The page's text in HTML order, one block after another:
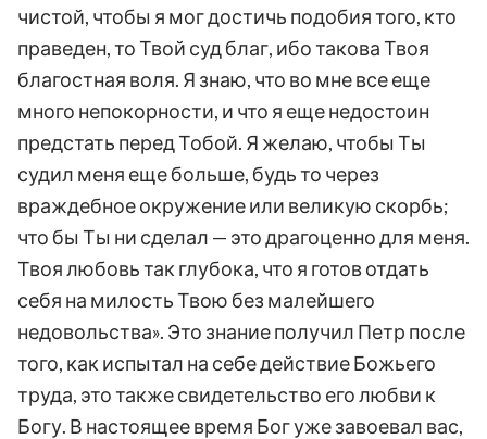
чистой, чтобы я мог достичь подобия того, кто
праведен, то Твой суд благ, ибо такова Твоя
благостная воля. Я знаю, что во мне все еще
много непокорности, и что я еще недостоин
предстать перед Тобой. Я желаю, чтобы Ты
судил меня еще больше, будь то через
враждебное окружение или великую скорбь;
что бы Ты ни сделал — это драгоценно для меня.
Твоя любовь так глубока, что я готов отдать
себя на милость Твою без малейшего
недовольства». Это знание получил Петр после
того, как испытал на себе действие Божьего
труда, это также свидетельство его любви к
Богу. В настоящее время Бог уже завоевал вас,